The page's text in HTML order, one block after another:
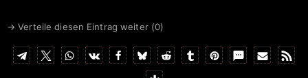
→ Verteile diesen Eintrag weiter (0)